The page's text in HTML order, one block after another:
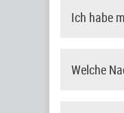
Ich habe
Welche